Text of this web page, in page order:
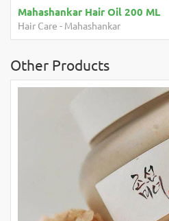
SandalWood Radiant Soap
Body Care-Mahashankar
Other Products